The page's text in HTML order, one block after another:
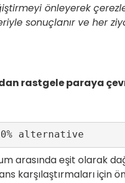
önleyerek
sonuçlanır ve her
rastgele paraya
alternative
arasında eşit olarak
karşılaştırmaları için